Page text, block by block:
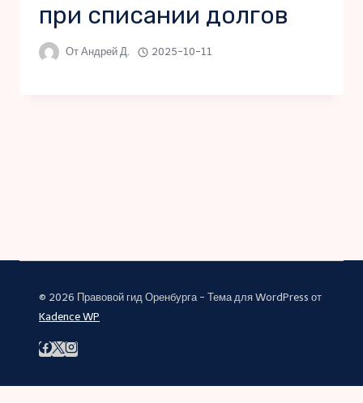
при списании долгов
От Андрей Д. 2025-10-11
© 2026 Правовой гид Оренбурга - Тема для WordPress от
Kadence WP